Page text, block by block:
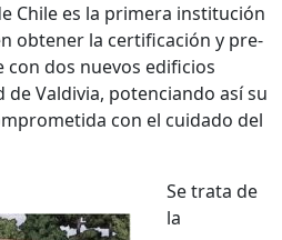
Chile es la primera institución
obtener la certificación y pre-
dos nuevos edificios
de Valdivia, potenciando así su
con el cuidado del
Se trata de
la